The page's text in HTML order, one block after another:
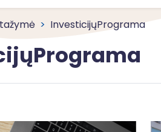
InvesticijųPrograma